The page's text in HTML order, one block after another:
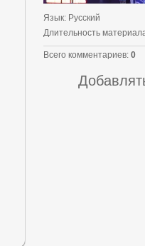
Язык: Русский
Длительность
Всего комментариев: 0